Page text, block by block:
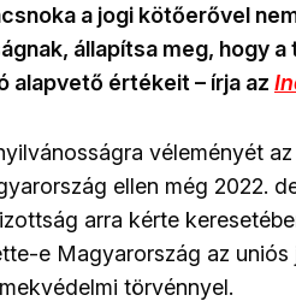
a jogi kötőerővel
állapítsa meg, hogy
alapvető értékeit – írja az
véleményét
ellen még 2022.
arra kérte
e Magyarország az
törvénnyel.